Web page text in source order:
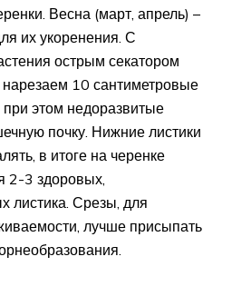
Весна (март, апрель) –
их укоренения. С
острым секатором
нарезаем 10 сантиметровые
при этом недоразвитые
почку. Нижние листики
в итоге на черенке
2-3 здоровых,
листика. Срезы, для
лучше присыпать